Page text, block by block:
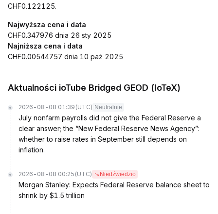
CHF0.122125.
Najwyższa cena i data
CHF0.347976 dnia 26 sty 2025
Najniższa cena i data
CHF0.00544757 dnia 10 paź 2025
Aktualności ioTube Bridged GEOD (IoTeX)
2026-08-08 01:39 (UTC) Neutralnie
July nonfarm payrolls did not give the Federal Reserve a
clear answer; the “New Federal Reserve News Agency”:
whether to raise rates in September still depends on
inflation.
2026-08-08 00:25 (UTC) Niedźwiedzio
Morgan Stanley: Expects Federal Reserve balance sheet to
shrink by $1.5 trillion